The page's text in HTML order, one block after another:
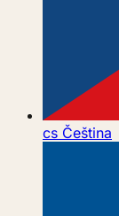
cs Čeština